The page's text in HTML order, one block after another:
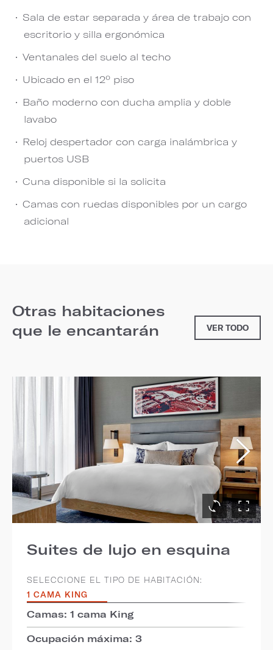
Sala de estar separada y área de trabajo con
escritorio y silla ergonómica
Ventanales del suelo al techo
Ubicado en el 12º piso
Baño moderno con ducha amplia y doble
lavabo
Reloj despertador con carga inalámbrica y
puertos USB
Cuna disponible si la solicita
Camas con ruedas disponibles por un cargo
adicional
Otras habitaciones
que le encantarán
VER TODO
Suites de lujo en esquina
SELECCIONE EL TIPO DE HABITACIÓN:
1 CAMA KING
Camas: 1 cama King
Ocupación máxima: 3